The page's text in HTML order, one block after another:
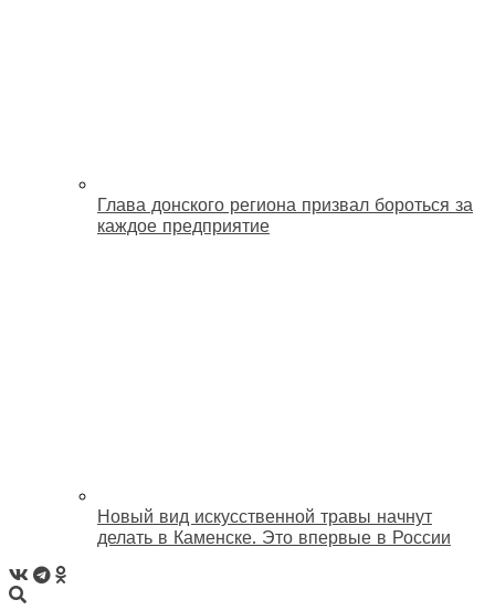
Глава донского региона призвал бороться за
каждое предприятие
Новый вид искусственной травы начнут
делать в Каменске. Это впервые в России